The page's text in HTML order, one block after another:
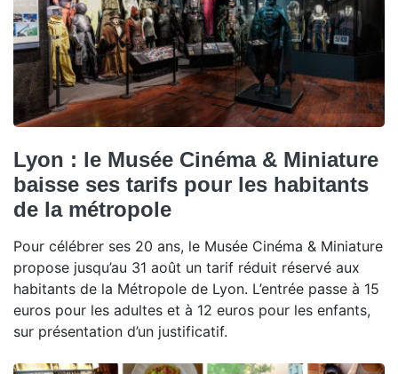
Lyon : le Musée Cinéma & Miniature
baisse ses tarifs pour les habitants
de la métropole
Pour célébrer ses 20 ans, le Musée Cinéma & Miniature
propose jusqu’au 31 août un tarif réduit réservé aux
habitants de la Métropole de Lyon. L’entrée passe à 15
euros pour les adultes et à 12 euros pour les enfants,
sur présentation d’un justificatif.